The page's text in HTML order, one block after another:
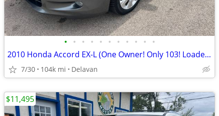
• • • • • • • • • • •
2010 Honda Accord EX-L (One Owner! Only 103! Loaded! 29 mpg/hwy!)
7/30 104k mi Delavan
$11,495